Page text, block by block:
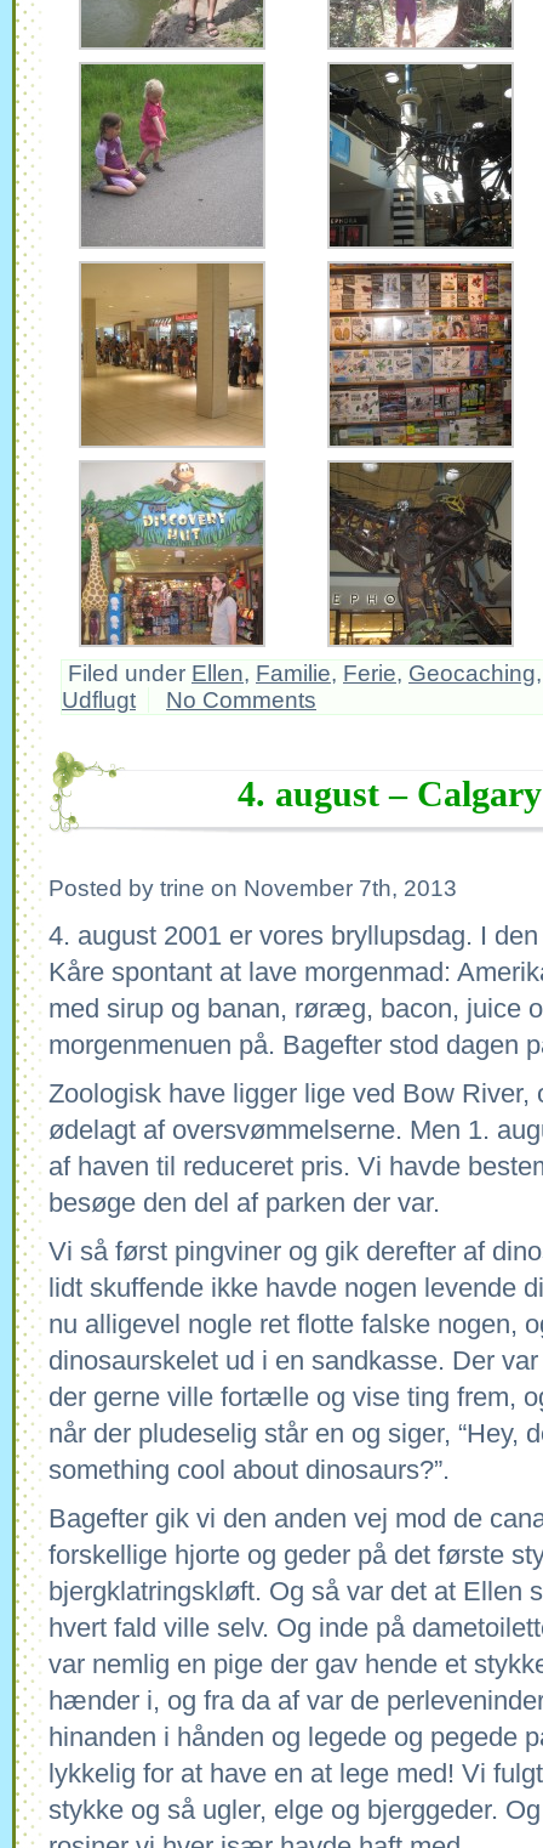
Filed under Ellen, Familie, Ferie, Geocaching
Udflugt
No Comments
4. august –
Posted by trine on November 7th, 2013
4. august 2001 er vores bryllupsdag. I
Kåre spontant at lave morgenmad:
med sirup og banan, røræg, bacon, juice
morgenmenuen på. Bagefter stod dagen
Zoologisk have ligger lige ved Bow River,
ødelagt af oversvømmelserne. Men 1.
af haven til reduceret pris. Vi havde
besøge den del af parken der var.
Vi så først pingviner og gik derefter af
lidt skuffende ikke havde nogen levende
nu alligevel nogle ret flotte falske nogen,
dinosaurskelet ud i en sandkasse. Der
der gerne ville fortælle og vise ting frem,
når der pludeselig står en og siger, “Hey,
something cool about dinosaurs?”.
Bagefter gik vi den anden vej mod de
forskellige hjorte og geder på det første
bjergklatringskløft. Og så var det at Ellen
hvert fald ville selv. Og inde på
var nemlig en pige der gav hende et
hænder i, og fra da af var de
hinanden i hånden og legede og pegede
lykkelig for at have en at lege med! Vi
stykke og så ugler, elge og bjerggeder.